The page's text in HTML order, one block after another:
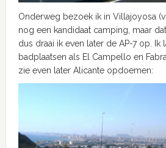
Onderweg bezoek ik in Villajoyosa
nog een kandidaat camping, maar
dus draai ik even later de AP-7 op. Ik
badplaatsen als El Campello en
zie even later Alicante opdoemen: